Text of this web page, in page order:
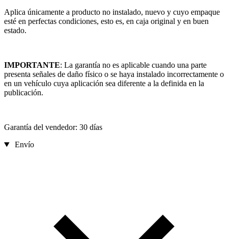
Aplica únicamente a producto no instalado, nuevo y cuyo empaque
esté en perfectas condiciones, esto es, en caja original y en buen
estado.
IMPORTANTE: La garantía no es aplicable cuando una parte
presenta señales de daño físico o se haya instalado incorrectamente o
en un vehículo cuya aplicación sea diferente a la definida en la
publicación.
Garantía del vendedor: 30 días
Envío